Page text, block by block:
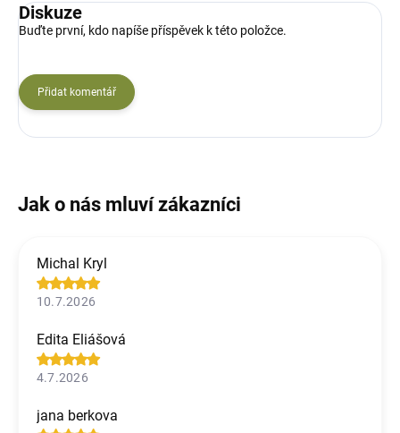
Diskuze
Buďte první, kdo napíše příspěvek k této položce.
Přidat komentář
Michal Kryl
10.7.2026
Edita Eliášová
4.7.2026
jana berkova